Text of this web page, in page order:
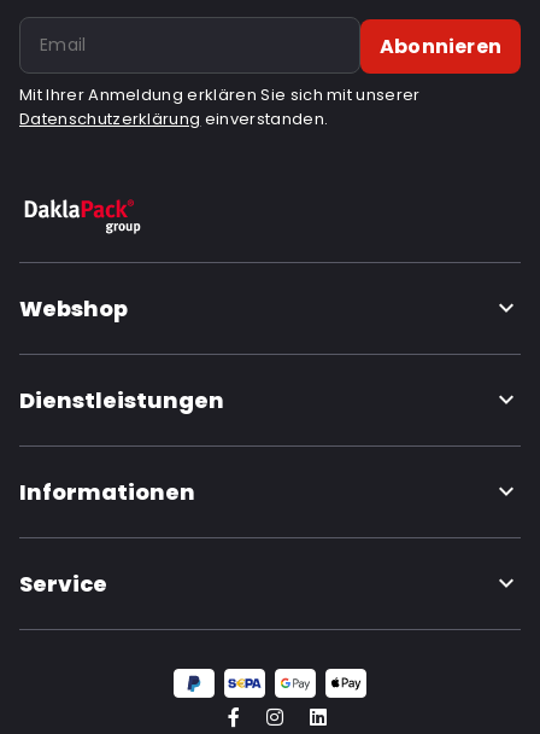
Abonnieren
Mit Ihrer Anmeldung erklären Sie sich mit unserer
Datenschutzerklärung einverstanden.
Webshop
Dienstleistungen
Informationen
Service